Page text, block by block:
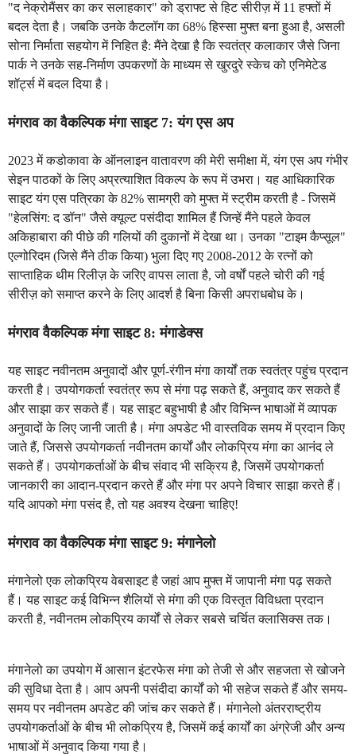
"द नेक्रोमैंसर का कर सलाहकार" को ड्राफ्ट से हिट सीरीज़ में 11 हफ्तों में
बदल देता है। जबकि उनके कैटलॉग का 68% हिस्सा मुफ्त बना हुआ है, असली
सोना निर्माता सहयोग में निहित है: मैंने देखा है कि स्वतंत्र कलाकार जैसे जिना
पार्क ने उनके सह-निर्माण उपकरणों के माध्यम से खुरदुरे स्केच को एनिमेटेड
शॉर्ट्स में बदल दिया है।
मंगराव का वैकल्पिक मंगा साइट 7: यंग एस अप
2023 में कडोकावा के ऑनलाइन वातावरण की मेरी समीक्षा में, यंग एस अप गंभीर
सेइन पाठकों के लिए अप्रत्याशित विकल्प के रूप में उभरा। यह आधिकारिक
साइट यंग एस पत्रिका के 82% सामग्री को मुफ्त में स्ट्रीम करती है - जिसमें
"हेलसिंग: द डॉन" जैसे क्यूल्ट पसंदीदा शामिल हैं जिन्हें मैंने पहले केवल
अकिहाबारा की पीछे की गलियों की दुकानों में देखा था। उनका "टाइम कैप्सूल"
एल्गोरिदम (जिसे मैंने ठीक किया) भुला दिए गए 2008-2012 के रत्नों को
साप्ताहिक थीम रिलीज़ के जरिए वापस लाता है, जो वर्षों पहले चोरी की गई
सीरीज़ को समाप्त करने के लिए आदर्श है बिना किसी अपराधबोध के।
मंगराव वैकल्पिक मंगा साइट 8: मंगाडेक्स
यह साइट नवीनतम अनुवादों और पूर्ण-रंगीन मंगा कार्यों तक स्वतंत्र पहुंच प्रदान
करती है। उपयोगकर्ता स्वतंत्र रूप से मंगा पढ़ सकते हैं, अनुवाद कर सकते हैं
और साझा कर सकते हैं। यह साइट बहुभाषी है और विभिन्न भाषाओं में व्यापक
अनुवादों के लिए जानी जाती है। मंगा अपडेट भी वास्तविक समय में प्रदान किए
जाते हैं, जिससे उपयोगकर्ता नवीनतम कार्यों और लोकप्रिय मंगा का आनंद ले
सकते हैं। उपयोगकर्ताओं के बीच संवाद भी सक्रिय है, जिसमें उपयोगकर्ता
जानकारी का आदान-प्रदान करते हैं और मंगा पर अपने विचार साझा करते हैं।
यदि आपको मंगा पसंद है, तो यह अवश्य देखना चाहिए!
मंगराव का वैकल्पिक मंगा साइट 9: मंगानेलो
मंगानेलो एक लोकप्रिय वेबसाइट है जहां आप मुफ्त में जापानी मंगा पढ़ सकते
हैं। यह साइट कई विभिन्न शैलियों से मंगा की एक विस्तृत विविधता प्रदान
करती है, नवीनतम लोकप्रिय कार्यों से लेकर सबसे चर्चित क्लासिक्स तक।
मंगानेलो का उपयोग में आसान इंटरफेस मंगा को तेजी से और सहजता से खोजने
की सुविधा देता है। आप अपनी पसंदीदा कार्यों को भी सहेज सकते हैं और समय-
समय पर नवीनतम अपडेट की जांच कर सकते हैं। मंगानेलो अंतरराष्ट्रीय
उपयोगकर्ताओं के बीच भी लोकप्रिय है, जिसमें कई कार्यों का अंग्रेजी और अन्य
भाषाओं में अनुवाद किया गया है।